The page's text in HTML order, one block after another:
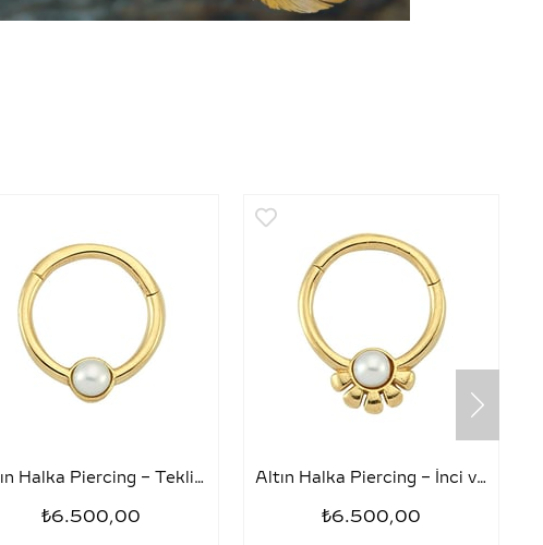
Altın Halka Piercing – Tekli İnci
₺6.500,00
Altın Halka Piercing – İnci ve Yarım Papatya
₺6.500,00